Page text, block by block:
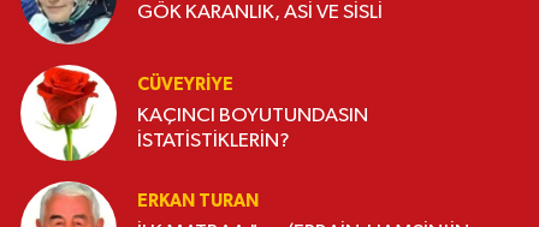
GÖK KARANLIK, ASİ VE SİSLİ
CÜVEYRIYE
KAÇINCI BOYUTUNDASIN
İSTATİSTİKLERİN?
ERKAN TURAN